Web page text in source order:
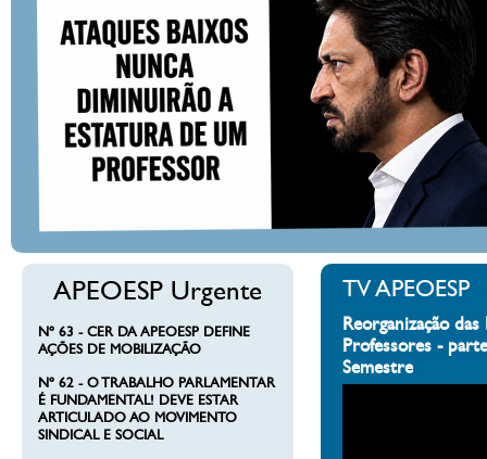
APEOESP Urgente
Nº 63 - CER DA APEOESP DEFINE
AÇÕES DE MOBILIZAÇÃO
Nº 62 - O TRABALHO PARLAMENTAR
É FUNDAMENTAL! DEVE ESTAR
ARTICULADO AO MOVIMENTO
SINDICAL E SOCIAL
TV APEOESP
Reorganização
Professores -
Semestre